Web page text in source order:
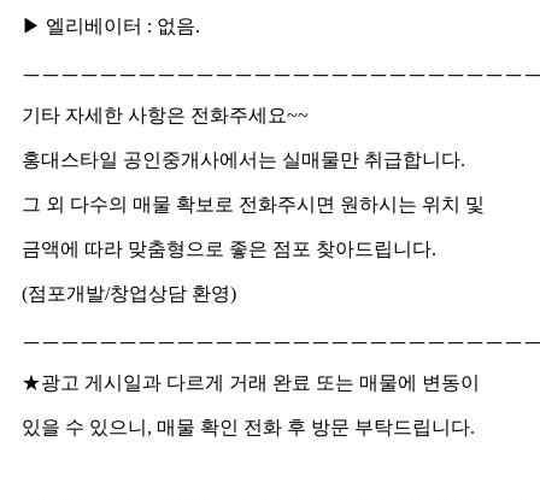
▶ 엘리베이터 : 없음.
ㅡㅡㅡㅡㅡㅡㅡㅡㅡㅡㅡㅡㅡㅡㅡㅡㅡㅡㅡㅡㅡㅡㅡㅡㅡㅡ
기타 자세한 사항은 전화주세요~~
홍대스타일 공인중개사에서는 실매물만 취급합니다.
그 외 다수의 매물 확보로 전화주시면 원하시는 위치 및
금액에 따라 맞춤형으로 좋은 점포 찾아드립니다.
(점포개발/창업상담 환영)
ㅡㅡㅡㅡㅡㅡㅡㅡㅡㅡㅡㅡㅡㅡㅡㅡㅡㅡㅡㅡㅡㅡㅡㅡㅡㅡ
★광고 게시일과 다르게 거래 완료 또는 매물에 변동이
있을 수 있으니 , 매물 확인 전화 후 방문 부탁드립니다.